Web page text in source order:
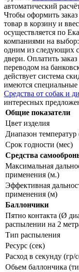
автоматический
Чтобы оформить
товар в корзину и
осуществляется по
компаниями на
одним из следующих
двери. Оплатить
переводом на
действует система
имеются
Средства от собак и
интересных
Общие показатели
Цвет изделия
Диапазон температур
Срок годности (мес)
Средства
Максимальная
применения (м.)
Эффективная
применения (м)
Баллончики
Пятно контакта (Ø
распылении на 2
Тип распыления
Ресурс (сек)
Расход в секунду (гр/
Обьем баллончика